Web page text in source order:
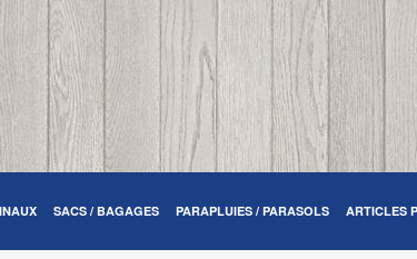
SACS / BAGAGES PARAPLUIES / PARASOLS ARTICLES